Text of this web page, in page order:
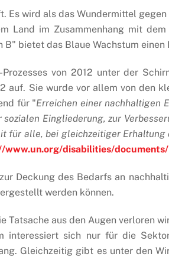
Es wird als das Wundermittel
Land im Zusammenhang mit
bietet das Blaue Wachstum einen
von 2012 unter der
Sie wurde vor allem von den
für "Erreichen einer nachhaltigen
Eingliederung, zur
alle, bei gleichzeitiger Erhaltung
www.un.org/disabilities/
Deckung des Bedarfs an
werden können.
Tatsache aus den Augen verloren
sich nur für die
Gleichzeitig gibt es unter den